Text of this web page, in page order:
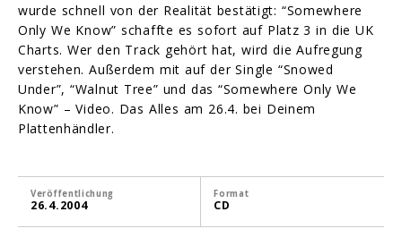
wurde schnell von der Realität bestätigt: “Somewhere
Only We Know” schaffte es sofort auf Platz 3 in die UK
Charts. Wer den Track gehört hat, wird die Aufregung
verstehen. Außerdem mit auf der Single “Snowed
Under”, “Walnut Tree” und das “Somewhere Only We
Know” – Video. Das Alles am 26.4. bei Deinem
Plattenhändler.
Veröffentlichung
26.4.2004
Format
CD